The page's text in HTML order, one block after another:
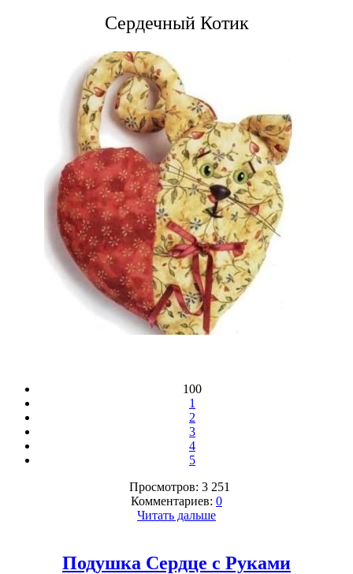
Сердечный Котик
100
1
2
3
4
5
Просмотров: 3 251
Комментариев: 0
Читать дальше
Подушка Сердце с Руками